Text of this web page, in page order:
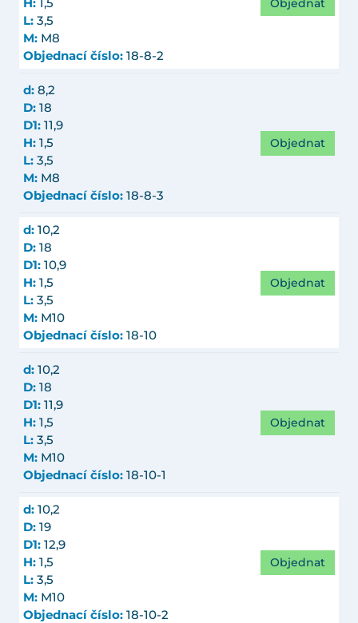
H: 1,5
L: 3,5
M: M8
Objednací číslo: 18-8-2
d: 8,2
D: 18
D1: 11,9
H: 1,5
L: 3,5
M: M8
Objednací číslo: 18-8-3
Objednat
d: 10,2
D: 18
D1: 10,9
H: 1,5
L: 3,5
M: M10
Objednací číslo: 18-10
Objednat
d: 10,2
D: 18
D1: 11,9
H: 1,5
L: 3,5
M: M10
Objednací číslo: 18-10-1
Objednat
d: 10,2
D: 19
D1: 12,9
H: 1,5
L: 3,5
M: M10
Objednací číslo: 18-10-2
Objednat